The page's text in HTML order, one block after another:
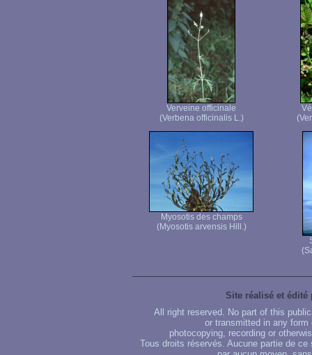
Verveine officinale
(Verbena officinalis L.)
Myosotis des champs
(Myosotis arvensis Hill.)
Site réalisé et édité
All right reserved. No part of this
or transmitted in any
photocopying, recording or
Tous droits réservés. Aucune partie de